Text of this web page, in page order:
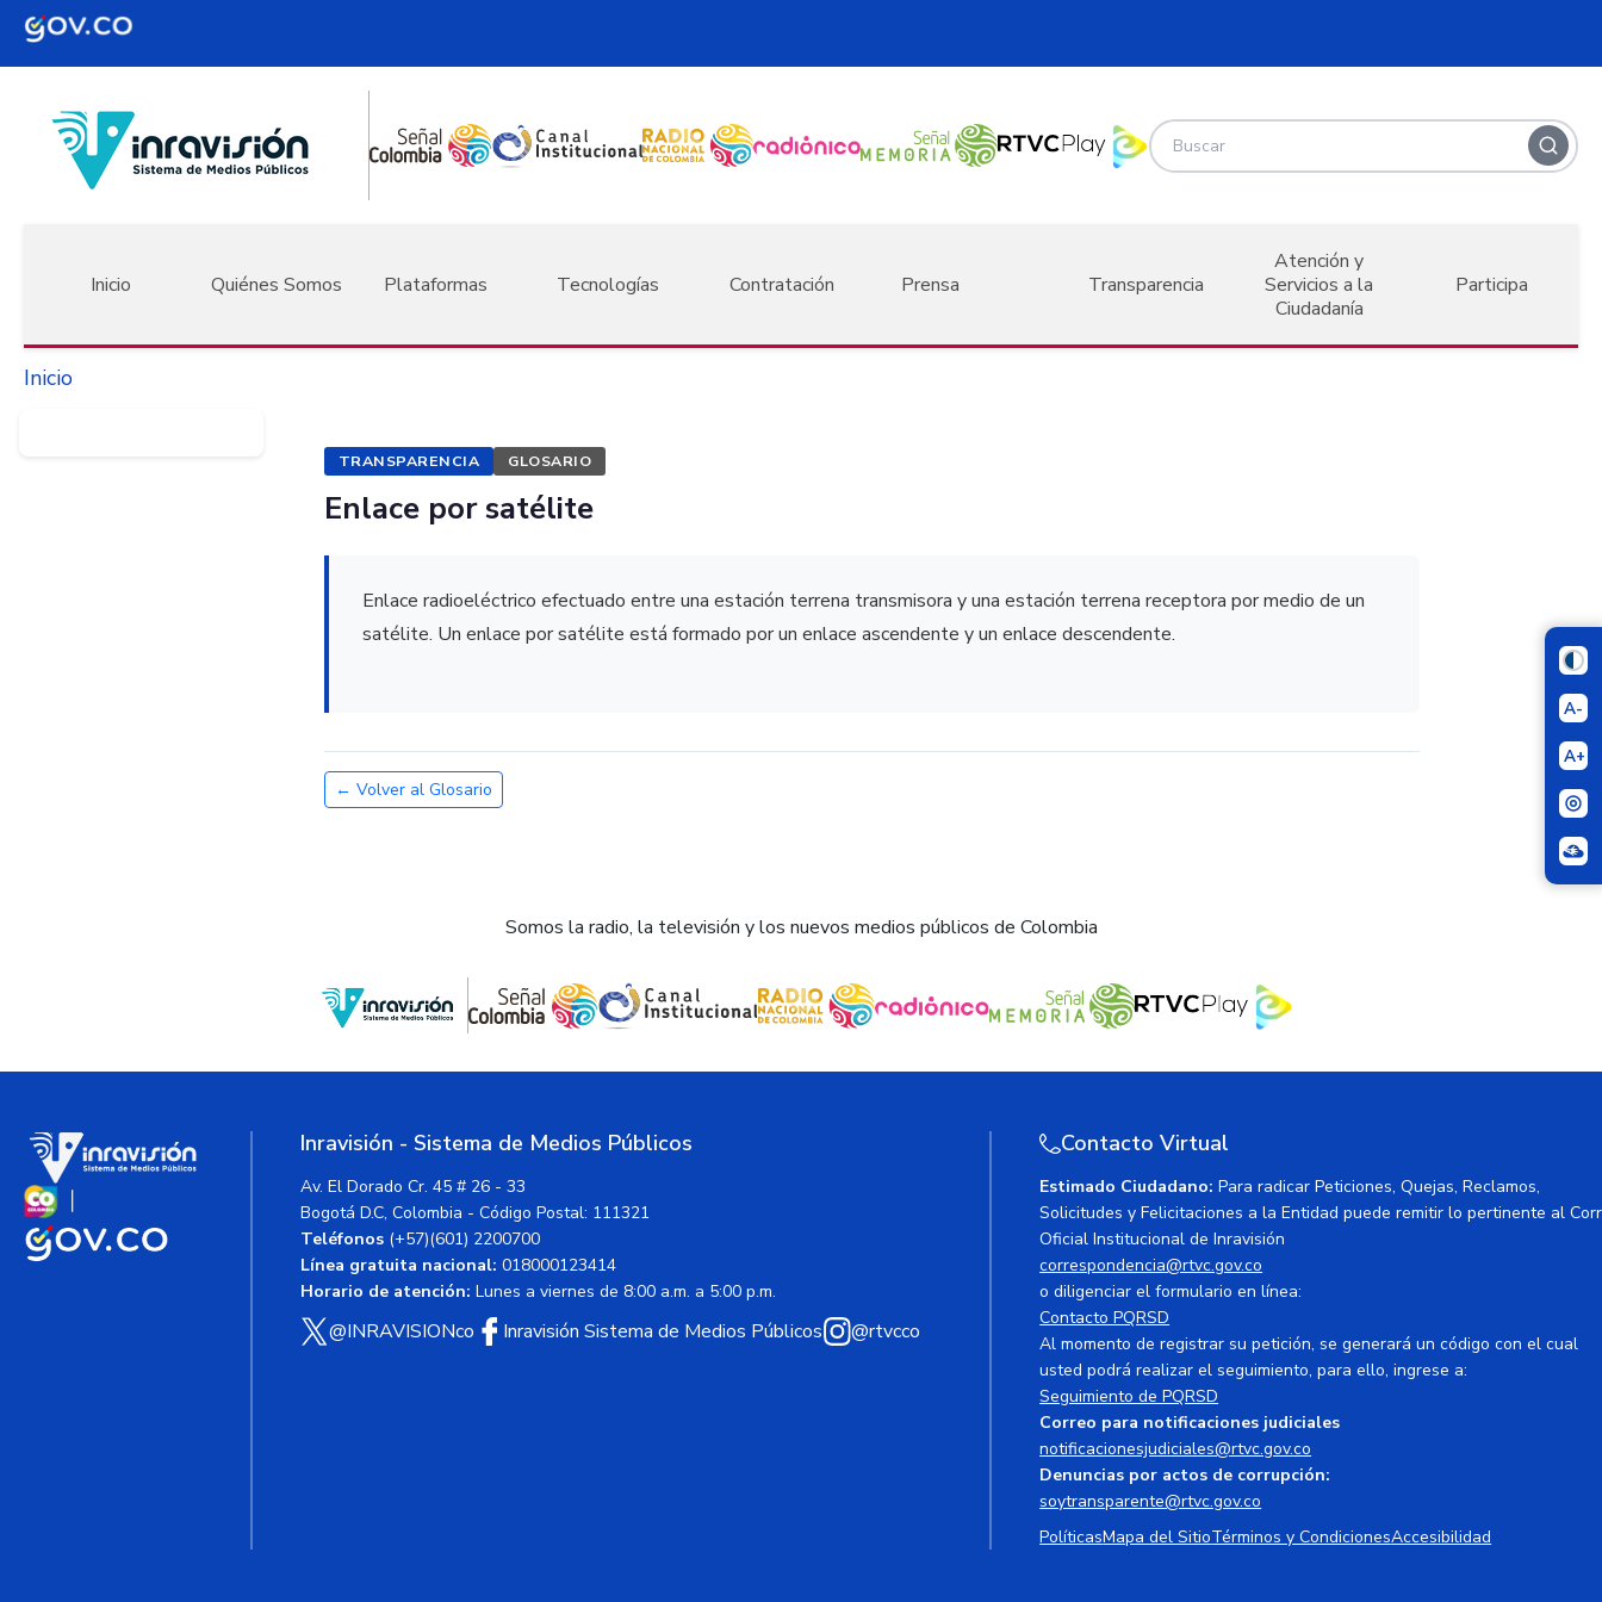
Pasar al contenido principal
Inicio Quiénes Somos Plataformas Tecnologías Contratación Prensa Transparencia
Atención y
Servicios a la
Ciudadanía
Participa
A-
A+
Inicio
TRANSPARENCIA GLOSARIO
Enlace por satélite
Enlace radioeléctrico efectuado entre una estación terrena transmisora y una estación terrena receptora por medio de un
satélite. Un enlace por satélite está formado por un enlace ascendente y un enlace descendente.
← Volver al Glosario
Somos la radio, la televisión y los nuevos medios públicos de Colombia
Inravisión - Sistema de Medios Públicos
Av. El Dorado Cr. 45 # 26 - 33
Bogotá D.C, Colombia - Código Postal: 111321
Teléfonos (+57)(601) 2200700
Línea gratuita nacional: 018000123414
Horario de atención: Lunes a viernes de 8:00 a.m. a 5:00 p.m.
@INRAVISIONco Inravisión Sistema de Medios Públicos @rtvcco
Contacto Virtual
Estimado Ciudadano: Para radicar Peticiones, Quejas, Reclamos,
Solicitudes y Felicitaciones a la Entidad puede remitir lo pertinente al
Oficial Institucional de Inravisión
correspondencia@rtvc.gov.co
o diligenciar el formulario en línea:
Contacto PQRSD
Al momento de registrar su petición, se generará un código con el cual
usted podrá realizar el seguimiento, para ello, ingrese a:
Seguimiento de PQRSD
Correo para notificaciones judiciales
notificacionesjudiciales@rtvc.gov.co
Denuncias por actos de corrupción:
soytransparente@rtvc.gov.co
PolíticasMapa del SitioTérminos y CondicionesAccesibilidad